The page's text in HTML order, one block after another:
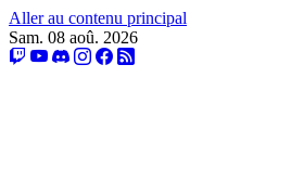
Aller au contenu principal
Sam. 08 aoû. 2026